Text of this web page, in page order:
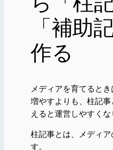
「補助
作る
メディアを育てると
増やすよりも、柱記
えると運営しやすくな
柱記事とは、メディ
す。